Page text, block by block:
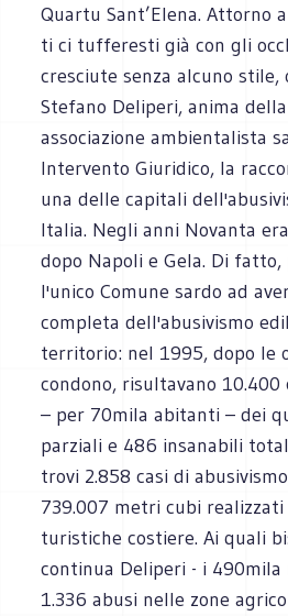
Quartu Sant’Elena. Attorno
ti ci tufferesti già con gli
cresciute senza alcuno stile,
Stefano Deliperi, anima
associazione ambientalista
Intervento Giuridico, la
una delle capitali
Italia. Negli anni Novanta
dopo Napoli e Gela. Di fatto,
l'unico Comune sardo ad
completa dell'abusivismo
territorio: nel 1995, dopo le
condono, risultavano 10.400
– per 70mila abitanti – dei
parziali e 486 insanabili
trovi 2.858 casi di
739.007 metri cubi realizzati
turistiche costiere. Ai quali
continua Deliperi - i
1.336 abusi nelle zone